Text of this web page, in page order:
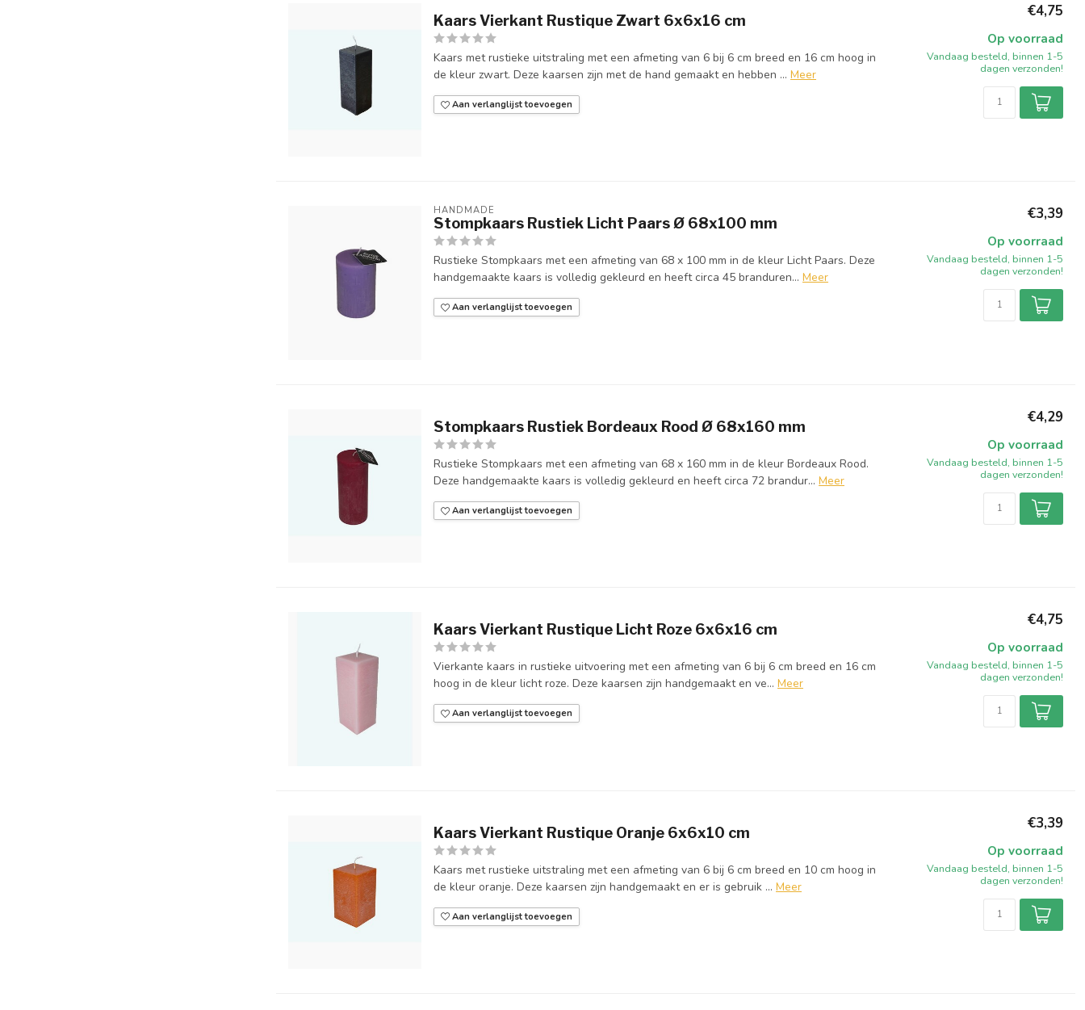
Kaars Vierkant Rustique Zwart 6x6x16 cm
Kaars met rustieke uitstraling met een afmeting van 6 bij 6 cm breed en 16 cm hoog in
de kleur zwart. Deze kaarsen zijn met de hand gemaakt en hebben ... Meer
Aan verlanglijst toevoegen
€4,75
Op voorraad
Vandaag besteld, binnen 1-5
dagen verzonden!
HANDMADE
Stompkaars Rustiek Licht Paars Ø 68x100 mm
Rustieke Stompkaars met een afmeting van 68 x 100 mm in de kleur Licht Paars. Deze
handgemaakte kaars is volledig gekleurd en heeft circa 45 branduren... Meer
Aan verlanglijst toevoegen
€3,39
Op voorraad
Vandaag besteld, binnen 1-5
dagen verzonden!
Stompkaars Rustiek Bordeaux Rood Ø 68x160 mm
Rustieke Stompkaars met een afmeting van 68 x 160 mm in de kleur Bordeaux Rood.
Deze handgemaakte kaars is volledig gekleurd en heeft circa 72 brandur... Meer
Aan verlanglijst toevoegen
€4,29
Op voorraad
Vandaag besteld, binnen 1-5
dagen verzonden!
Kaars Vierkant Rustique Licht Roze 6x6x16 cm
Vierkante kaars in rustieke uitvoering met een afmeting van 6 bij 6 cm breed en 16 cm
hoog in de kleur licht roze. Deze kaarsen zijn handgemaakt en ve... Meer
Aan verlanglijst toevoegen
€4,75
Op voorraad
Vandaag besteld, binnen 1-5
dagen verzonden!
Kaars Vierkant Rustique Oranje 6x6x10 cm
Kaars met rustieke uitstraling met een afmeting van 6 bij 6 cm breed en 10 cm hoog in
de kleur oranje. Deze kaarsen zijn handgemaakt en er is gebruik ... Meer
Aan verlanglijst toevoegen
€3,39
Op voorraad
Vandaag besteld, binnen 1-5
dagen verzonden!